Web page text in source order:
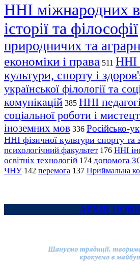
ННІ міжнародних
історії та філософії
природничих та
економіки і права 511 ННІ
культури, спорту і
української філології та
комунікацій 385 ННІ
соціальної роботи і
іноземних мов 336 Російсько-
ННІ фізичної культури спорту та
психологічний факультет 176 ННІ
освітніх технологій 174 допомога
ЧНУ 142 перемога 137 Приймальна
АРХІВ